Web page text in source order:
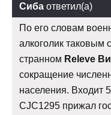
Сиба ответил(а)
По его словам
алкоголик таковым
странном Releve
сокращение
населения. Входит
CJC1295 прижал